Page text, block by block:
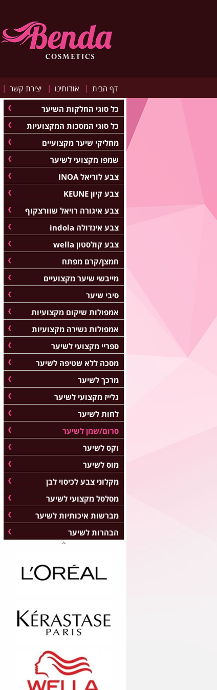
דף הבית | אודותינו | יצירת קשר |
כל סוגי החלקות השיער
כל סוגי המסכות המקצועיות
מחליקי שיער מקצועיים
שמפו מקצועי לשיער
צבע לוריאל INOA
צבע קיון KEUNE
צבע איגורה רויאל שוורצקוף
צבע אינדולה indola
צבע קולסטון wella
חמצן/קרם מפתח
מייבשי שיער מקצועיים
סיבי שיער
אמפולות שיקום מקצועיות
אמפולות נשירה מקצועיות
ספריי מקצועי לשיער
מסכה ללא שטיפה לשיער
מרכך לשיער
גלייז מקצועי לשיער
לחות לשיער
סרום/שמן לשיער
וקס לשיער
מוס לשיער
מקלוני צבע לכיסוי לבן
מסלסל מקצועי לשיער
מברשות איכותיות לשיער
הבהרות לשיער